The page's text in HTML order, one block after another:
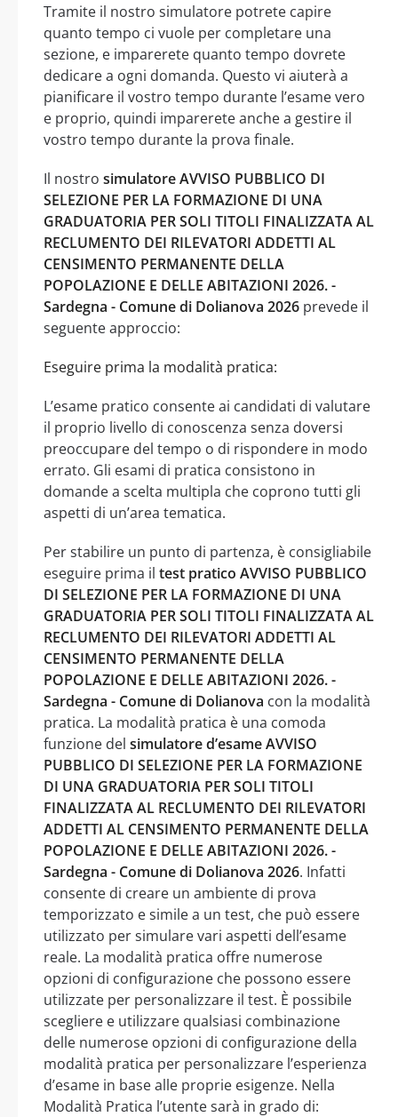
Tramite il nostro simulatore potrete capire
quanto tempo ci vuole per completare una
sezione, e imparerete quanto tempo dovrete
dedicare a ogni domanda. Questo vi aiuterà a
pianificare il vostro tempo durante l’esame vero
e proprio, quindi imparerete anche a gestire il
vostro tempo durante la prova finale.
Il nostro simulatore AVVISO PUBBLICO DI
SELEZIONE PER LA FORMAZIONE DI UNA
GRADUATORIA PER SOLI TITOLI FINALIZZATA AL
RECLUMENTO DEI RILEVATORI ADDETTI AL
CENSIMENTO PERMANENTE DELLA
POPOLAZIONE E DELLE ABITAZIONI 2026. -
Sardegna - Comune di Dolianova 2026 prevede il
seguente approccio:
Eseguire prima la modalità pratica:
L’esame pratico consente ai candidati di valutare
il proprio livello di conoscenza senza doversi
preoccupare del tempo o di rispondere in modo
errato. Gli esami di pratica consistono in
domande a scelta multipla che coprono tutti gli
aspetti di un’area tematica.
Per stabilire un punto di partenza, è consigliabile
eseguire prima il test pratico AVVISO PUBBLICO
DI SELEZIONE PER LA FORMAZIONE DI UNA
GRADUATORIA PER SOLI TITOLI FINALIZZATA AL
RECLUMENTO DEI RILEVATORI ADDETTI AL
CENSIMENTO PERMANENTE DELLA
POPOLAZIONE E DELLE ABITAZIONI 2026. -
Sardegna - Comune di Dolianova con la modalità
pratica. La modalità pratica è una comoda
funzione del simulatore d’esame AVVISO
PUBBLICO DI SELEZIONE PER LA FORMAZIONE
DI UNA GRADUATORIA PER SOLI TITOLI
FINALIZZATA AL RECLUMENTO DEI RILEVATORI
ADDETTI AL CENSIMENTO PERMANENTE DELLA
POPOLAZIONE E DELLE ABITAZIONI 2026. -
Sardegna - Comune di Dolianova 2026. Infatti
consente di creare un ambiente di prova
temporizzato e simile a un test, che può essere
utilizzato per simulare vari aspetti dell’esame
reale. La modalità pratica offre numerose
opzioni di configurazione che possono essere
utilizzate per personalizzare il test. È possibile
scegliere e utilizzare qualsiasi combinazione
delle numerose opzioni di configurazione della
modalità pratica per personalizzare l’esperienza
d’esame in base alle proprie esigenze. Nella
Modalità Pratica l’utente sarà in grado di: